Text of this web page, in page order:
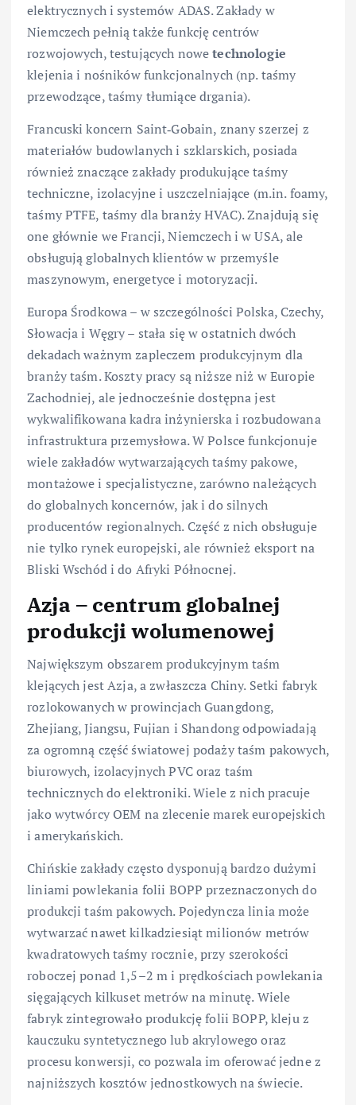
elektrycznych i systemów ADAS. Zakłady w
Niemczech pełnią także funkcję centrów
rozwojowych, testujących nowetechnologie
klejenia i nośników funkcjonalnych (np. taśmy
przewodzące, taśmy tłumiące drgania).
Francuski koncern Saint‑Gobain, znany szerzej z
materiałów budowlanych i szklarskich, posiada
również znaczące zakłady produkujące taśmy
techniczne, izolacyjne i uszczelniające (m.in. foamy,
taśmy PTFE, taśmy dla branży HVAC). Znajdują się
one głównie we Francji, Niemczech i w USA, ale
obsługują globalnych klientów w przemyśle
maszynowym, energetyce i motoryzacji.
Europa Środkowa – w szczególności Polska, Czechy,
Słowacja i Węgry – stała się w ostatnich dwóch
dekadach ważnym zapleczem produkcyjnym dla
branży taśm. Koszty pracy są niższe niż w Europie
Zachodniej, ale jednocześnie dostępna jest
wykwalifikowana kadra inżynierska i rozbudowana
infrastruktura przemysłowa. W Polsce funkcjonuje
wiele zakładów wytwarzających taśmy pakowe,
montażowe i specjalistyczne, zarówno należących
do globalnych koncernów, jak i do silnych
producentów regionalnych. Część z nich obsługuje
nie tylko rynek europejski, ale również eksport na
Bliski Wschód i do Afryki Północnej.
Azja – centrum globalnej
produkcji wolumenowej
Największym obszarem produkcyjnym taśm
klejących jest Azja, a zwłaszcza Chiny. Setki fabryk
rozlokowanych w prowincjach Guangdong,
Zhejiang, Jiangsu, Fujian i Shandong odpowiadają
za ogromną część światowej podaży taśm pakowych,
biurowych, izolacyjnych PVC oraz taśm
technicznych do elektroniki. Wiele z nich pracuje
jako wytwórcy OEM na zlecenie marek europejskich
i amerykańskich.
Chińskie zakłady często dysponują bardzo dużymi
liniami powlekania folii BOPP przeznaczonych do
produkcji taśm pakowych. Pojedyncza linia może
wytwarzać nawet kilkadziesiąt milionów metrów
kwadratowych taśmy rocznie, przy szerokości
roboczej ponad 1,5–2 m i prędkościach powlekania
sięgających kilkuset metrów na minutę. Wiele
fabryk zintegrowało produkcję folii BOPP, kleju z
kauczuku syntetycznego lub akrylowego oraz
procesu konwersji, co pozwala im oferować jedne z
najniższych kosztów jednostkowych na świecie.